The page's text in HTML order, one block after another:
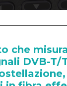
che
DVB-T/